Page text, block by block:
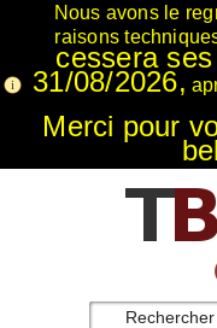
Nous avons le
raisons
cessera
31/08/2026,
Merci pour